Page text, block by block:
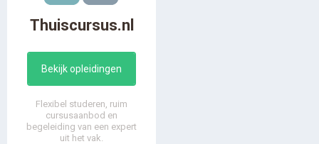
Thuiscursus.nl
Bekijk opleidingen
Flexibel studeren, ruim
cursusaanbod en
begeleiding van een expert
uit het vak.